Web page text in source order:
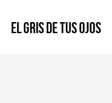
EL GRIS DE TUS OJOS